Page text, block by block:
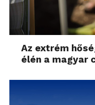
Az extrém
élén a magyar